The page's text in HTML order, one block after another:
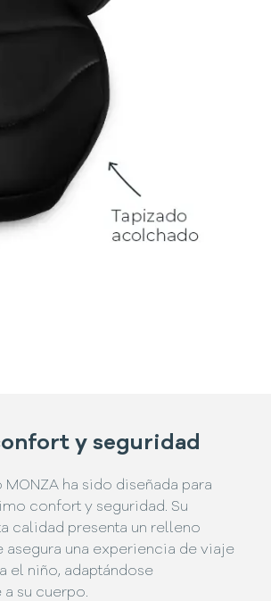
y seguridad
MONZA ha sido diseñada para
confort y seguridad. Su
calidad presenta un relleno
asegura una experiencia de viaje
el niño, adaptándose
su cuerpo.